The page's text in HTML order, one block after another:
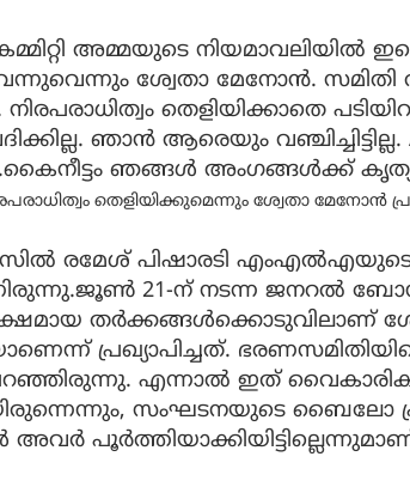
അമ്മയുടെ നിയമാവലിയിൽ
വന്നുവെന്നും ശ്വേതാ മേനോൻ. സമിതി
നിരപരാധിത്വം തെളിയിക്കാതെ
ഞാൻ ആരെയും വഞ്ചിച്ചിട്ടില്ല.
ഞങ്ങൾ അംഗങ്ങൾക്ക്
തെളിയിക്കുമെന്നും ശ്വേതാ മേനോൻ
രമേശ് പിഷാരടി
21-ന് നടന്ന ജനറൽ
തർക്കങ്ങൾക്കൊടുവിലാണ്
പ്രഖ്യാപിച്ചത്.
എന്നാൽ ഇത്
സംഘടനയുടെ ബൈലോ
അവർ